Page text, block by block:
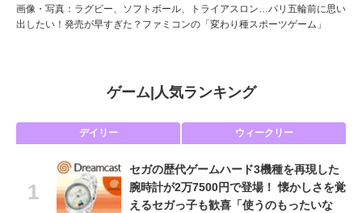
画像・写真：ラグビー、ソフトボール、トライアスロン…パリ五輪前に思い
出したい！発売が早すぎた？ファミコンの「変わり種スポーツゲーム」
ゲーム| 人気ランキング
デイリー ウィークリー
セガの歴代ゲームハード3機種を再現した
腕時計が2万7500円で登場！ 懐かしさを覚
えるセガっ子も歓喜「使うのもったいな